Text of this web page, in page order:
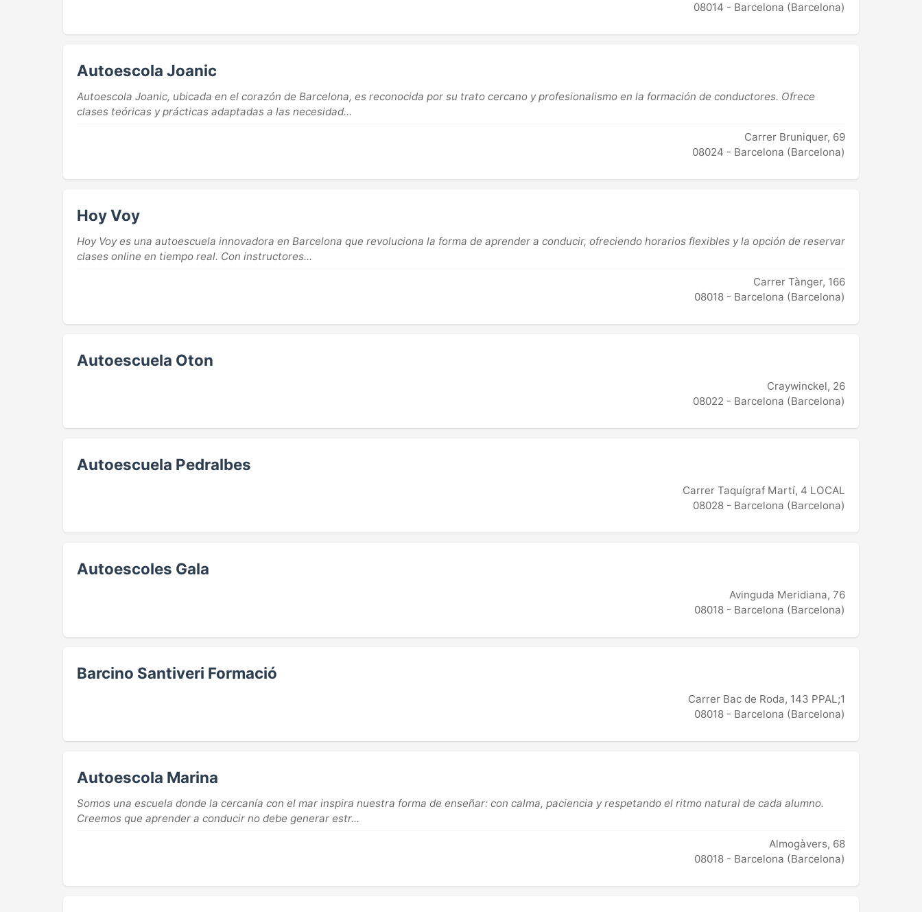
08014 - Barcelona (Barcelona)
Autoescola Joanic
Autoescola Joanic, ubicada en el corazón de Barcelona, es reconocida por su trato cercano y profesionalismo en la formación de conductores. Ofrece
clases teóricas y prácticas adaptadas a las necesidad...
Carrer Bruniquer, 69
08024 - Barcelona (Barcelona)
Hoy Voy
Hoy Voy es una autoescuela innovadora en Barcelona que revoluciona la forma de aprender a conducir, ofreciendo horarios flexibles y la opción de reservar
clases online en tiempo real. Con instructores...
Carrer Tànger, 166
08018 - Barcelona (Barcelona)
Autoescuela Oton
Craywinckel, 26
08022 - Barcelona (Barcelona)
Autoescuela Pedralbes
Carrer Taquígraf Martí, 4 LOCAL
08028 - Barcelona (Barcelona)
Autoescoles Gala
Avinguda Meridiana, 76
08018 - Barcelona (Barcelona)
Barcino Santiveri Formació
Carrer Bac de Roda, 143 PPAL;1
08018 - Barcelona (Barcelona)
Autoescola Marina
Somos una escuela donde la cercanía con el mar inspira nuestra forma de enseñar: con calma, paciencia y respetando el ritmo natural de cada alumno.
Creemos que aprender a conducir no debe generar estr...
Almogàvers, 68
08018 - Barcelona (Barcelona)